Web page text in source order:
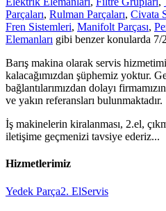
Parçaları, Rulman Parçaları, Civata
Fren Sistemleri, Manifolt Parçası,
Elemanları gibi benzer konularda 7/
Barış makina olarak servis
kalacağımızdan şüphemiz yoktur.
bağlantılarımızdan dolayı
ve yakın referansları bulunmaktadır.
İş makinelerin kiralanması, 2.el,
iletişime geçmenizi tavsiye ederiz...
Hizmetlerimiz
Yedek Parça2. ElServis